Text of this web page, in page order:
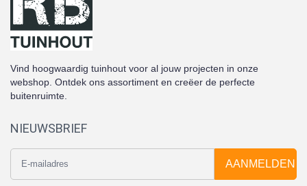
Vind hoogwaardig tuinhout voor al jouw projecten in onze
webshop. Ontdek ons assortiment en creëer de perfecte
buitenruimte.
NIEUWSBRIEF
AANMELDEN